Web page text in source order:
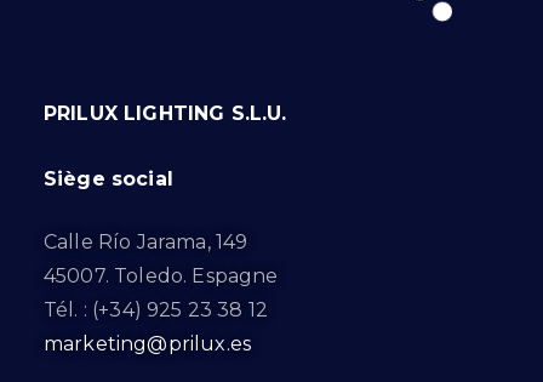
PRILUX LIGHTING S.L.U.
Siège social
Calle Río Jarama, 149
45007. Toledo. Espagne
Tél. : (+34) 925 23 38 12
marketing@prilux.es